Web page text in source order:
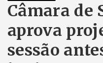
Câmara de
aprova
sessão